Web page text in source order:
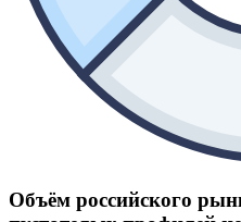
Объём российского